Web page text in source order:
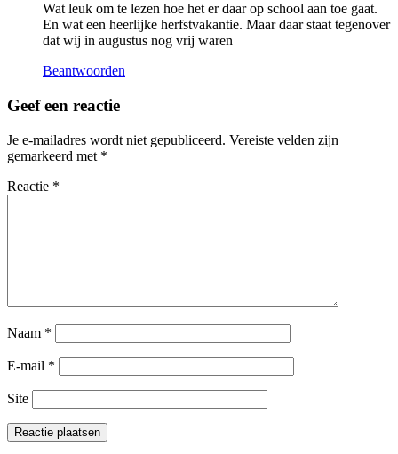
Wat leuk om te lezen hoe het er daar op school aan toe gaat.
En wat een heerlijke herfstvakantie. Maar daar staat tegenover
dat wij in augustus nog vrij waren
Beantwoorden
Geef een reactie
Je e-mailadres wordt niet gepubliceerd. Vereiste velden zijn
gemarkeerd met *
Reactie *
Naam *
E-mail *
Site